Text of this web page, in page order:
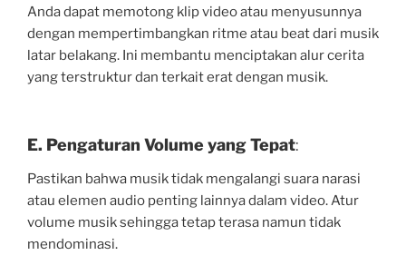
Anda dapat memotong klip video atau menyusunnya
dengan mempertimbangkan ritme atau beat dari musik
latar belakang. Ini membantu menciptakan alur cerita
yang terstruktur dan terkait erat dengan musik.
E. Pengaturan Volume yang Tepat:
Pastikan bahwa musik tidak mengalangi suara narasi
atau elemen audio penting lainnya dalam video. Atur
volume musik sehingga tetap terasa namun tidak
mendominasi.